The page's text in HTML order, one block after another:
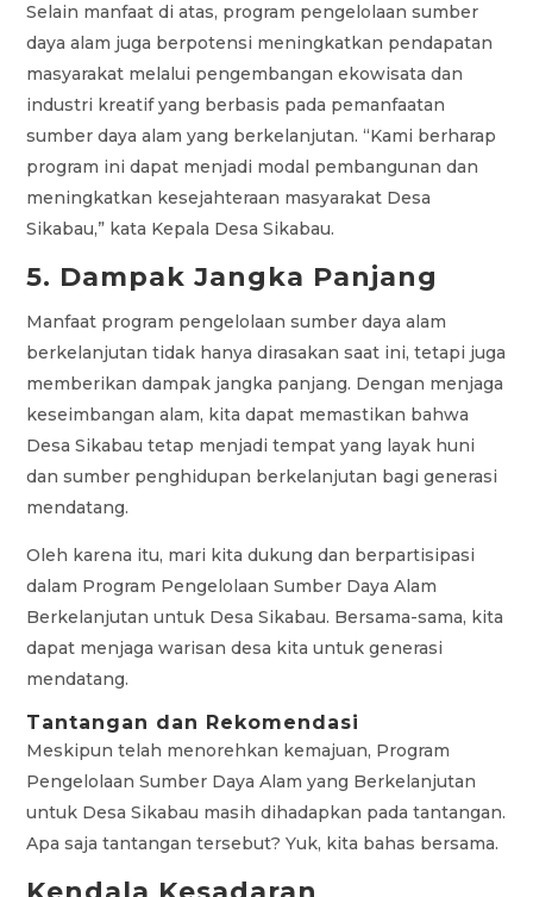
Selain manfaat di atas, program pengelolaan sumber
daya alam juga berpotensi meningkatkan pendapatan
masyarakat melalui pengembangan ekowisata dan
industri kreatif yang berbasis pada pemanfaatan
sumber daya alam yang berkelanjutan. “Kami berharap
program ini dapat menjadi modal pembangunan dan
meningkatkan kesejahteraan masyarakat Desa
Sikabau,” kata Kepala Desa Sikabau.
5. Dampak Jangka Panjang
Manfaat program pengelolaan sumber daya alam
berkelanjutan tidak hanya dirasakan saat ini, tetapi juga
memberikan dampak jangka panjang. Dengan menjaga
keseimbangan alam, kita dapat memastikan bahwa
Desa Sikabau tetap menjadi tempat yang layak huni
dan sumber penghidupan berkelanjutan bagi generasi
mendatang.
Oleh karena itu, mari kita dukung dan berpartisipasi
dalam Program Pengelolaan Sumber Daya Alam
Berkelanjutan untuk Desa Sikabau. Bersama-sama, kita
dapat menjaga warisan desa kita untuk generasi
mendatang.
Tantangan dan Rekomendasi
Meskipun telah menorehkan kemajuan, Program
Pengelolaan Sumber Daya Alam yang Berkelanjutan
untuk Desa Sikabau masih dihadapkan pada tantangan.
Apa saja tantangan tersebut? Yuk, kita bahas bersama.